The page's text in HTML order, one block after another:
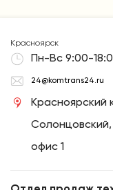
Красноярск
Пн-Вс 9:00-
24@komtrans24.ru
Красноярский
офис 1